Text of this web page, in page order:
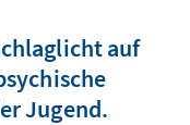
auf
Jugend.